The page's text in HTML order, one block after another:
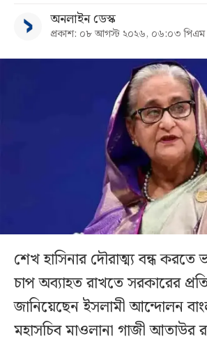
অনলাইন ডেস্ক
প্রকাশ: ০৮ আগস্ট ২০২৬, ০৬:০৩ পিএম
শেখ হাসিনার দৌরাত্ম্য বন্ধ
চাপ অব্যাহত রাখতে সরকারের
জানিয়েছেন ইসলামী আন্দোলন
মহাসচিব মাওলানা গাজী আতাউর